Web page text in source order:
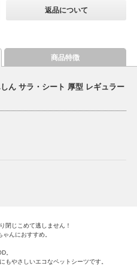
返品について
商品特徴
ん サラ・シート 厚型 レギュラー
閉じこめて逃しません！
んにおすすめ。
。
もやさしいエコなペットシーツです。